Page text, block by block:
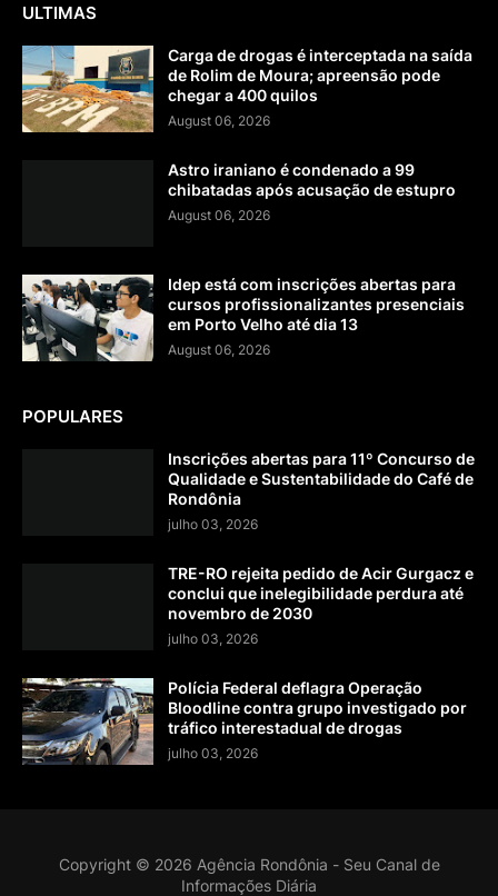
ULTIMAS
Carga de drogas é interceptada na saída
de Rolim de Moura; apreensão pode
chegar a 400 quilos
August 06, 2026
Astro iraniano é condenado a 99
chibatadas após acusação de estupro
August 06, 2026
Idep está com inscrições abertas para
cursos profissionalizantes presenciais
em Porto Velho até dia 13
August 06, 2026
POPULARES
Inscrições abertas para 11º Concurso de
Qualidade e Sustentabilidade do Café de
Rondônia
julho 03, 2026
TRE-RO rejeita pedido de Acir Gurgacz e
conclui que inelegibilidade perdura até
novembro de 2030
julho 03, 2026
Polícia Federal deflagra Operação
Bloodline contra grupo investigado por
tráfico interestadual de drogas
julho 03, 2026
Copyright © 2026 Agência Rondônia - Seu Canal de
Informações Diária